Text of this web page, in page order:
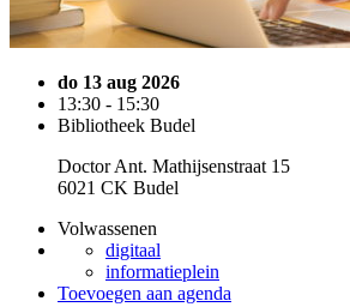
do 13 aug 2026
13:30 - 15:30
Bibliotheek Budel
Doctor Ant. Mathijsenstraat 15
6021 CK Budel
Volwassenen
digitaal
informatieplein
Toevoegen aan agenda